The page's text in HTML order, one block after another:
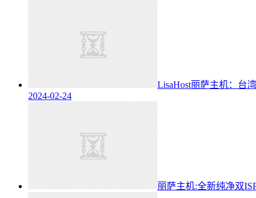
LisaHost丽萨主机：台
2024-02-24
丽萨主机:全新纯净双